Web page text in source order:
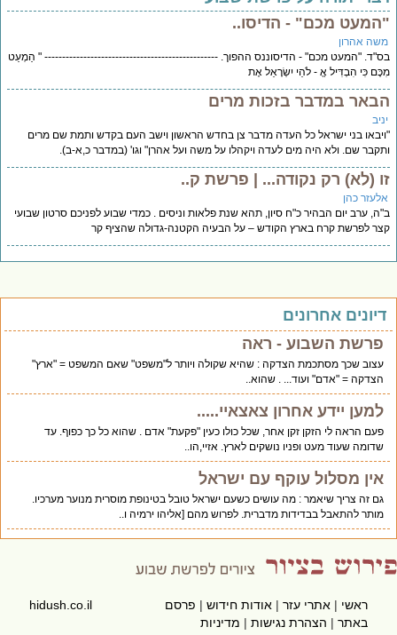
מכם" - הדיסו..
אהרון
"המעט מכם" - הדיסוננס ההפוך. ------------------------------------------------- " הַמְעַט
כִּי הִבְדִּיל אֱ - לֹהֵי יִשְׂרָאֵל אֶת
במדבר בזכות מרים
בני ישראל כל העדה מדבר צן בחדש הראשון וישב העם בקדש ותמת שם מרים
שם. ולא היה מים לעדה ויקהלו על משה ועל אהרן" וגו' (במדבר כ,א-ב).
(לא) רק נקודה... | פרשת ק..
כהן
ערב יום הבהיר כ"ח סיון, תהא שנת פלאות וניסים . כמדי שבוע לפניכם סרטון שבועי
לפרשת קרח בארץ הקודש – על הבעיה הקטנה-גדולה שהציף קר
אחרונים
פרשת השבוע - ראה
עצוב שכך מסתכמת הצדקה : שהיא שקולה ויותר ל"משפט" שאם המשפט = "ארץ"
הצדקה = "אדם" ועוד... . שהוא..
למען יידע אחרון צאצאיי.....
פעם הראה לי הזקן זקן אחר, שכל כולו כעין "פקעת" אדם . שהוא כל כך כפוף. עד
שדומה שעוד מעט ופניו נושקים לארץ. אזיי,הו..
אין מסלול עוקף עם ישראל
גם זה צריך שיאמר : מה עושים כשעם ישראל טובל בטינופת מוסרית מנוער מערכיו.
מותר להתאבל בבדידות מדברית. לפרוש מהם [אליהו ירמיה ו..
ראשי|אתרי עזר|אודות חידוש|פרסם
באתר|הצהרת נגישות|מדיניות
hidush.co.il